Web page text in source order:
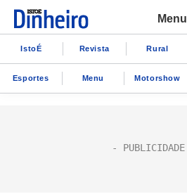
Menu
IstoÉ Revista Rural
Esportes Menu Motorshow